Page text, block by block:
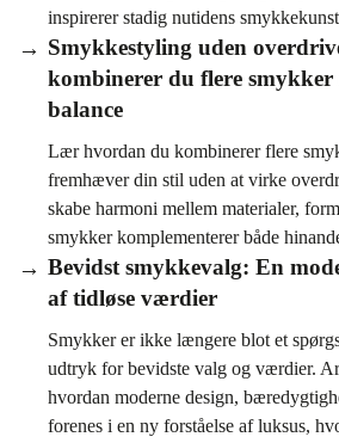
inspirerer stadig nutidens
Smykkestyling uden
kombinerer du flere smykker
balance
Lær hvordan du kombinerer flere
fremhæver din stil uden at virke
skabe harmoni mellem materialer,
smykker komplementerer både
Bevidst smykkevalg: En
af tidløse værdier
Smykker er ikke længere blot et
udtryk for bevidste valg og værdier.
hvordan moderne design,
forenes i en ny forståelse af luksus,